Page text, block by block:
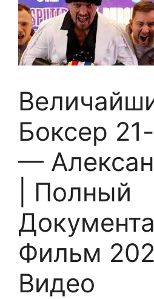
Боксер
—
| Полный
Фильм
Видео